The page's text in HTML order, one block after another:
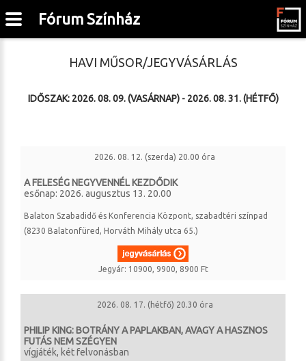
HAVI MŰSOR/JEGYVÁSÁRLÁS
IDŐSZAK: 2026. 08. 09. (VASÁRNAP) - 2026. 08. 31. (HÉTFŐ)
2026. 08. 12. (szerda) 20.00 óra
A FELESÉG NEGYVENNÉL KEZDŐDIK
esőnap: 2026. augusztus 13. 20.00
Balaton Szabadidő és Konferencia Központ, szabadtéri színpad
(8230 Balatonfüred, Horváth Mihály utca 65.)
Jegyár: 10900, 9900, 8900 Ft
2026. 08. 17. (hétfő) 20.30 óra
PHILIP KING: BOTRÁNY A PAPLAKBAN, AVAGY A HASZNOS
FUTÁS NEM SZÉGYEN
vígjáték, két felvonásban
Fórum Színház